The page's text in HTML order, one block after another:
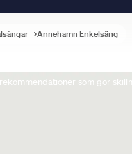
som gör
Annehamn Enkelsäng